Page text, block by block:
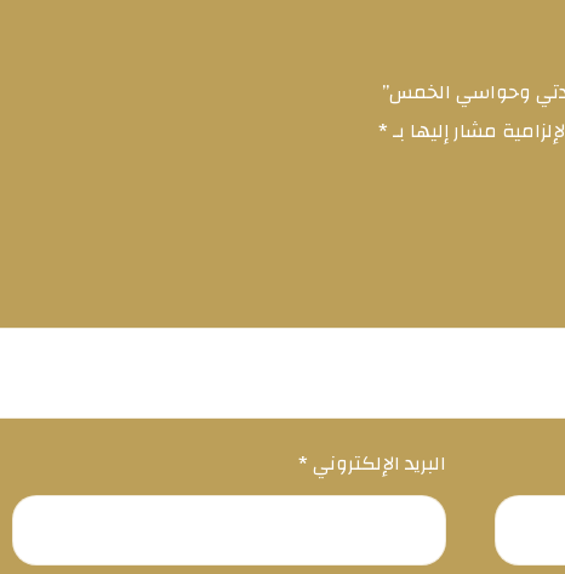
وحواسي الخمس”
مشار إليها بـ*
البريد الإلكتروني*